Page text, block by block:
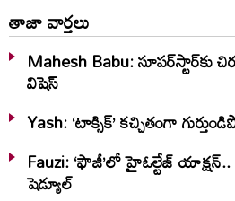
తాజా వార్తలు
Mahesh Babu: సూపర్‌స్టార్‌కు
విషెస్‌
Yash: ‘టాక్సిక్’ కచ్చితంగా
Fauzi: ‘ఫౌజీ’లో హైఓల్టేజ్‌
షెడ్యూల్‌